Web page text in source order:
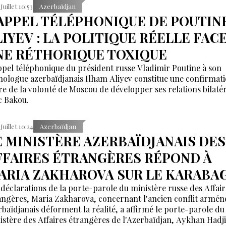
avec différentes puissances régionales et
10:53 Azerbaïdjan
TÉLÉPHONIQUE DE
: LA POLITIQUE RÉELLE
RÉTHORIQUE TOXIQUE
téléphonique du président russe Vladimir Poutine à son
azerbaïdjanais Ilham Aliyev constitue une
de la volonté de Moscou de développer ses relations
Bakou.
10:24 Azerbaïdjan
MINISTÈRE AZERBAÏDJANAIS DES
ÉTRANGÈRES RÉPOND À
ZAKHAROVA SUR LE
de la porte-parole du ministère russe des
Maria Zakharova, concernant l'ancien conflit
déforment la réalité, a affirmé le porte-parole du
des Affaires étrangères de l'Azerbaïdjan, Aykhan